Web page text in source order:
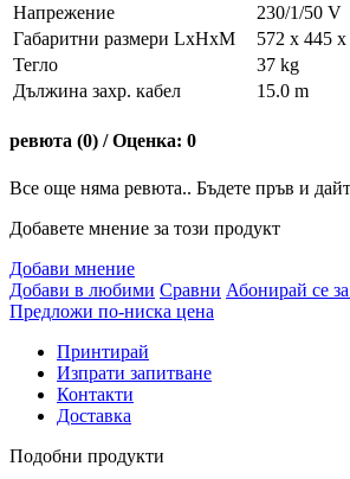
Напрежение
230/1/50 V
Габаритни размери LxHxM
572 x 445
Тегло
37 kg
Дължина захр. кабел
15.0 m
ревюта (0) / Оценка: 0
Все още няма ревюта.. Бъдете пръв и
Добавете мнение за този продукт
Добави мнение
Добави в любими Сравни Абонирай се
Предложи по-ниска цена
Принтирай
Изпрати запитване
Контакти
Доставка
Подобни продукти